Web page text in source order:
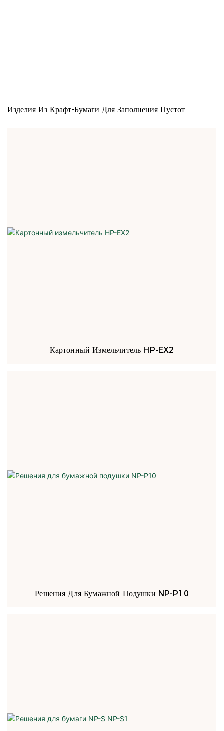
Изделия Из Крафт-Бумаги Для Заполнения Пустот
Картонный Измельчитель HP-EX2
Решения Для Бумажной Подушки NP-P10